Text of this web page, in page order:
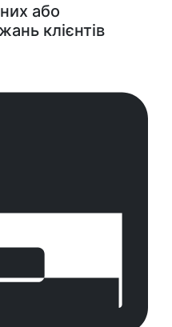
або
клієнтів